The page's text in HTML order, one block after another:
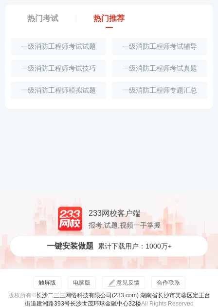
热门考试 热门推荐
一级消防工程师考试试题 一级消防工程师考试辅导
一级消防工程师考试技巧 一级消防工程师考试真题
一级消防工程师模拟试题 一级消防工程师专题汇总
233网校客户端
报考,试题,视频一手掌握
一键安装做题 累计下载用户：1000万+
触屏版 电脑版 意见反馈
合作联系
版权所有©长沙二三三网络科技有限公司(233.com) 湖南省长沙市芙蓉区定王台
街道建湘路393号长沙世茂环球金融中心32楼All Rights Reserved